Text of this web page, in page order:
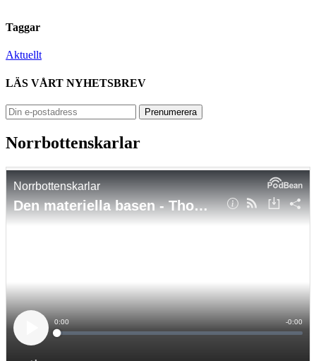
Taggar
Aktuellt
LÄS VÅRT NYHETSBREV
Norrbottenskarlar